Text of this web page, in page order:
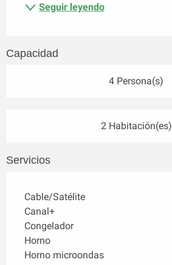
Seguir leyendo
Capacidad
4 Persona(s)
2 Habitación(es)
Servicios
Cable/Satélite
Canal+
Congelador
Horno
Horno microondas